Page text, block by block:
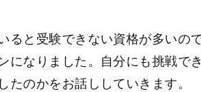
ると受験できない資格が多いの
になりました。自分にも挑戦で
のかをお話ししていきます。